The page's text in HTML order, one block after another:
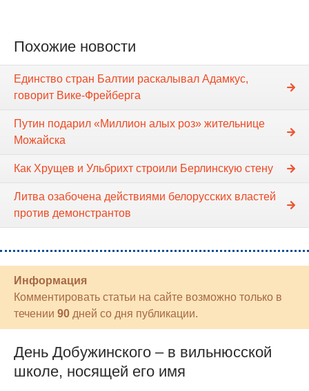
Похожие новости
Единство стран Балтии раскалывал Адамкус,
говорит Вике-Фрейберга
Путин подарил «Миллион алых роз» жительнице
Можайска
Как Хрущев и Ульбрихт строили Берлинскую стену
Литва озабочена действиями белорусских властей
против демонстрантов
Информация
Комментировать статьи на сайте возможно только в
течении 90 дней со дня публикации.
День Добужинского – в вильнюсской
школе, носящей его имя